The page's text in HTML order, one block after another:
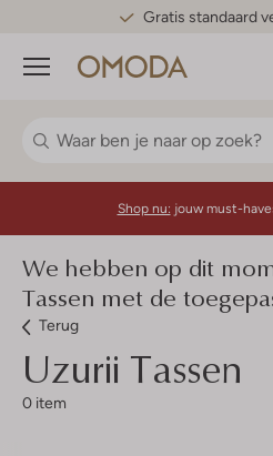
Gratis standaard
Menu
Shop nu: jouw must-
We hebben op dit
Tassen met de
Terug
Uzurii Tassen
0 item